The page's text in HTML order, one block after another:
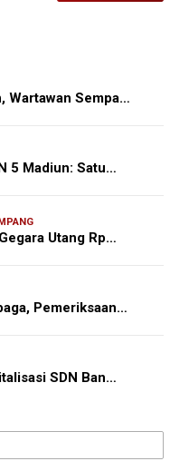
Wartawan Sempa…
5 Madiun: Satu…
Utang Rp…
Pemeriksaan…
SDN Ban…